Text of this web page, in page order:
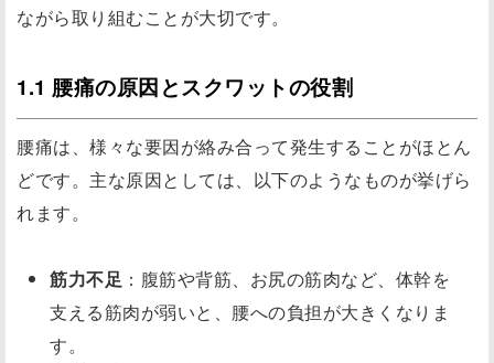
ながら取り組むことが大切です。
1.1 腰痛の原因とスクワットの役割
腰痛は、様々な要因が絡み合って発生することがほとん
どです。主な原因としては、以下のようなものが挙げら
れます。
筋力不足 ：腹筋や背筋、お尻の筋肉など、体幹を
支える筋肉が弱いと、腰への負担が大きくなりま
す。